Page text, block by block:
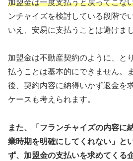
加盟金は一度支払うと戻ってこな
ンチャイズを検討している段階で
いえ、安易に支払うことは避けま
加盟金は不動産契約のように、と
払うことは基本的にできません。
後、契約内容に納得いかず返金を
ケースも考えられます。
また、「フランチャイズの内容に
業時期を明確にしてくれない」と
ず、加盟金の支払いを求めてくる